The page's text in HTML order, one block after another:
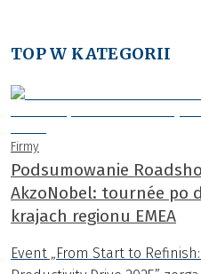
TOP W KATEGORII
Firmy
Podsumowanie
AkzoNobel: tournée po
krajach regionu EMEA
Event „From Start to